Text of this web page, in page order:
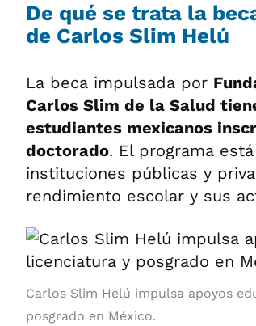
De qué se trata la
de Carlos Slim Helú
La beca impulsada por
Carlos Slim de la Salud
estudiantes mexicanos
doctorado. El programa
instituciones públicas y
rendimiento escolar y sus
Carlos Slim Helú impulsa apoyos
posgrado en México.